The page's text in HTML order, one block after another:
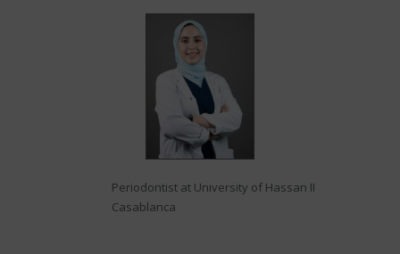
Periodontist at University of Hassan II
Casablanca